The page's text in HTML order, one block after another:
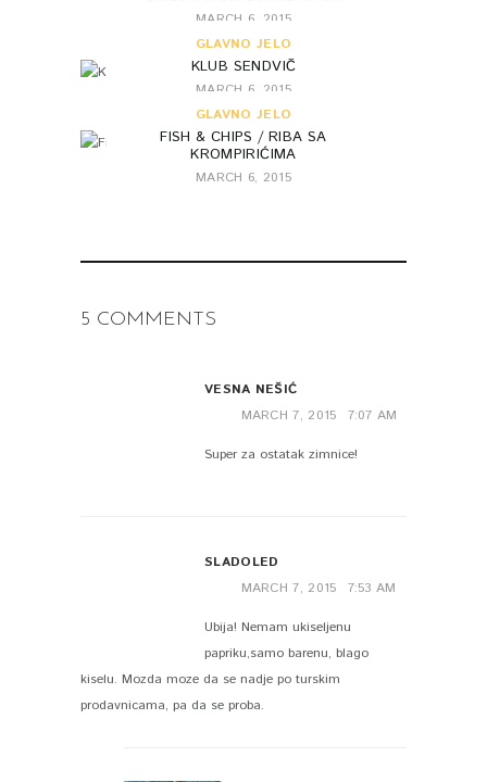
MARCH 6, 2015
GLAVNO JELO
KLUB SENDVIČ
MARCH 6, 2015
GLAVNO JELO
FISH & CHIPS / RIBA SA
KROMPIRIĆIMA
MARCH 6, 2015
5 COMMENTS
VESNA NEŠIĆ
MARCH 7, 2015
7:07 AM
Super za ostatak zimnice!
SLADOLED
MARCH 7, 2015
7:53 AM
Ubija! Nemam ukiseljenu
papriku,samo barenu, blago
kiselu. Mozda moze da se nadje po turskim
prodavnicama, pa da se proba.